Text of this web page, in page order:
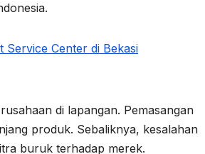
Service Center di Bekasi
di lapangan. Pemasangan
produk. Sebaliknya, kesalahan
buruk terhadap merek.